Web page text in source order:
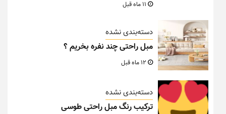
دسته‌بندی نشده
مبل راحتی چند نفره بخریم ؟
دسته‌بندی نشده
ترکیب رنگ مبل راحتی طوسی